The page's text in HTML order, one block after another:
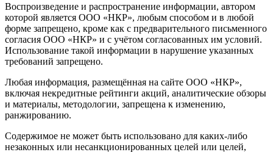
Воспроизведение и распространение информации, автором
которой является ООО «НКР», любым способом и в любой
форме запрещено, кроме как с предварительного письменного
согласия ООО «НКР» и с учётом согласованных им условий.
Использование такой информации в нарушение указанных
требований запрещено.
Любая информация, размещённая на сайте ООО «НКР»,
включая некредитные рейтинги акций, аналитические обзоры
и материалы, методологии, запрещена к изменению,
ранжированию.
Содержимое не может быть использовано для каких-либо
незаконных или несанкционированных целей или целей,